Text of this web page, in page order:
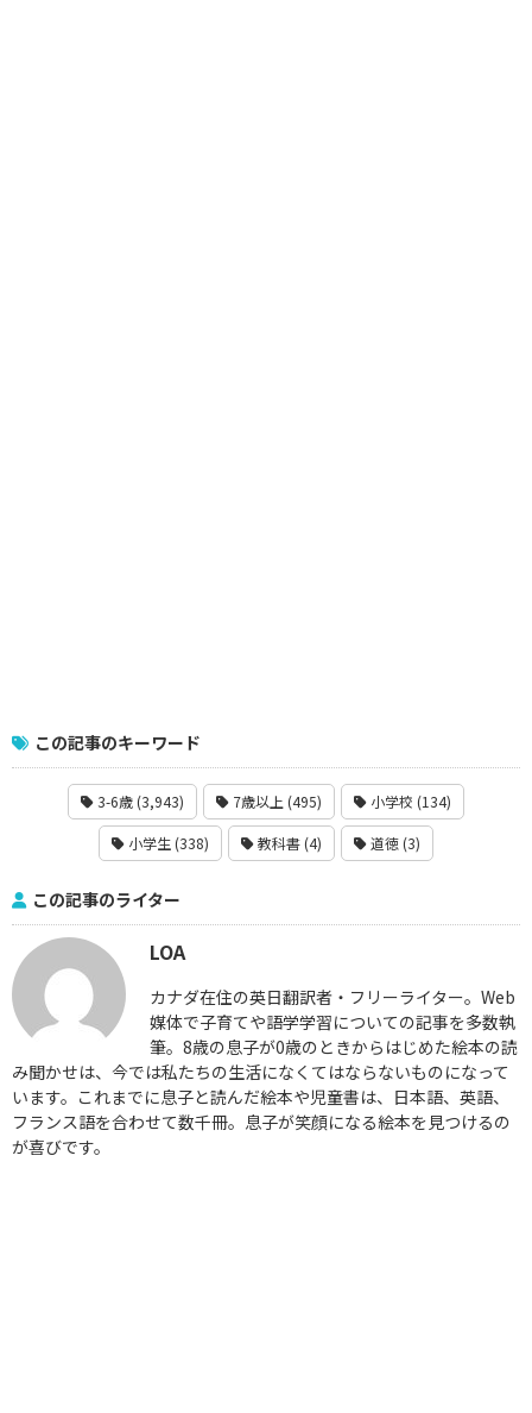
この記事のキーワード
3-6歳 (3,943) 7歳以上 (495) 小学校 (134)
小学生 (338) 教科書 (4) 道徳 (3)
この記事のライター
LOA
カナダ在住の英日翻訳者・フリーライター。Web
媒体で子育てや語学学習についての記事を多数執
筆。8歳の息子が0歳のときからはじめた絵本の読
み聞かせは、今では私たちの生活になくてはならないものになって
います。これまでに息子と読んだ絵本や児童書は、日本語、英語、
フランス語を合わせて数千冊。息子が笑顔になる絵本を見つけるの
が喜びです。